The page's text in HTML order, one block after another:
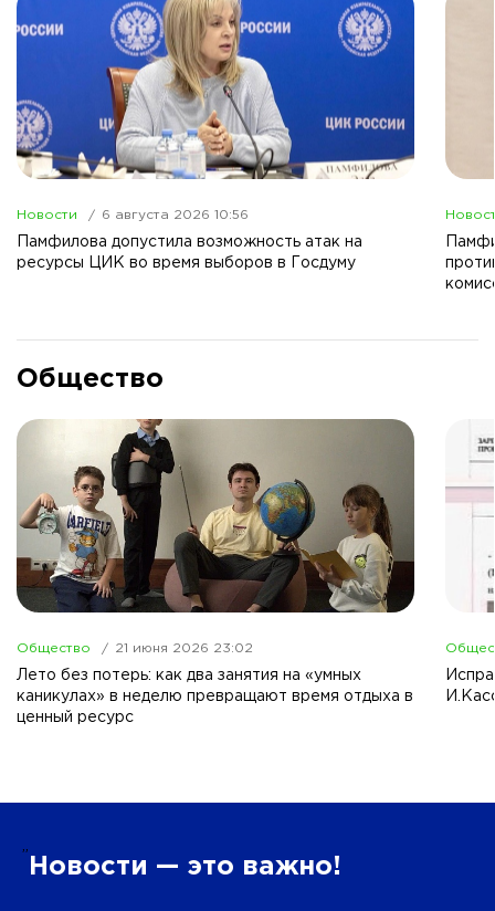
Новости 6 августа 2026 10:56
Памфилова допустила возможность атак на
ресурсы ЦИК во время выборов в Госдуму
Общество
Общество 21 июня 2026 23:02
Лето без потерь: как два занятия на «умных
каникулах» в неделю превращают время отдыха в
ценный ресурс
” Новости — это важно!